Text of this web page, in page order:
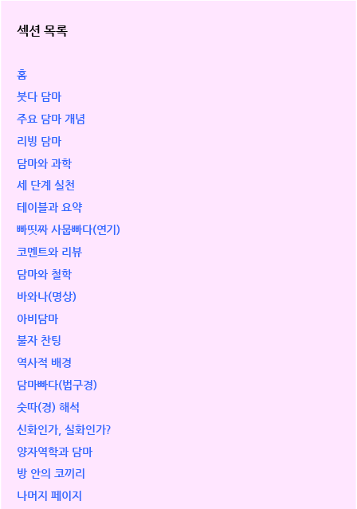
섹션 목록
홈
붓다 담마
주요 담마 개념
리빙 담마
담마와 과학
세 단계 실천
테이블과 요약
빠띳짜 사뭅빠다(연기)
코멘트와 리뷰
담마와 철학
바와나(명상)
아비담마
불자 찬팅
역사적 배경
담마빠다(법구경)
숫따(경) 해석
신화인가, 실화인가?
양자역학과 담마
방 안의 코끼리
나머지 페이지